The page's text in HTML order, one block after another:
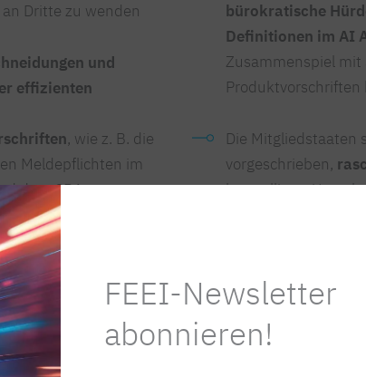
Dritte zu wenden
und
effizienten
, wie z. B. die
Meldepflichten im
dem CRA
bürokratische
Definitionen im AI
Zusammenspiel mit
Produktvorschriften
Die Mitgliedstaaten
vorgeschrieben,
kontrollierte
Systeme
FEEI-Newsletter
abonnieren!